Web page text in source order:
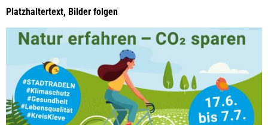
Platzhaltertext, Bilder folgen